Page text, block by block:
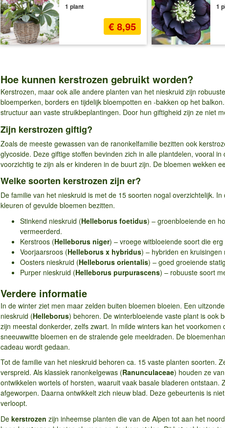
1 plant
€ 8,95
1
Hoe kunnen kerstrozen gebruikt worden?
Kerstrozen, maar ook alle andere planten van het nieskruid zijn
bloemperken, borders en tijdelijk bloempotten en -bakken op het
structuur aan vaste struikbeplantingen. Door hun giftigheid zijn ze niet
Zijn kerstrozen giftig?
Zoals de meeste gewassen van de ranonkelfamilie bezitten ook
glycoside. Deze giftige stoffen bevinden zich in alle plantdelen, vooral
voorzichtig te zijn als er kinderen in de buurt zijn. De bloemen wekken
Welke soorten kerstrozen zijn er?
De familie van het nieskruid is met de 15 soorten nogal overzichtelijk.
kleuren of gevulde bloemen bezitten.
Stinkend nieskruid (Helleborus foetidus) – groenbloeiende en
vermeerderd.
Kerstroos (Helleborus niger) – vroege witbloeiende soort die
Voorjaarsroos (Helleborus x hybridus) – hybriden en
Oosters nieskruid (Helleborus orientalis) – goed groeiende
Purper nieskruid (Helleborus purpurascens) – robuuste soort
Verdere informatie
In de winter ziet men maar zelden buiten bloemen bloeien. Een
nieskruid (Helleborus) behoren. De winterbloeiende vaste plant is ook
zijn meestal donkerder, zelfs zwart. In milde winters kan het
sneeuwwitte bloemen en de stralende gele meeldraden. De
cadeau wordt gedaan.
Tot de familie van het nieskruid behoren ca. 15 vaste planten soorten.
verspreid. Als klassiek ranonkelgewas (Ranunculaceae) houden ze
ontwikkelen wortels of horsten, waaruit vaak basale bladeren
afgeworpen. Daarna ontwikkelt zich nieuw blad. Deze gebeurtenis is
verloopt.
De kerstrozen zijn inheemse planten die van de Alpen tot aan het